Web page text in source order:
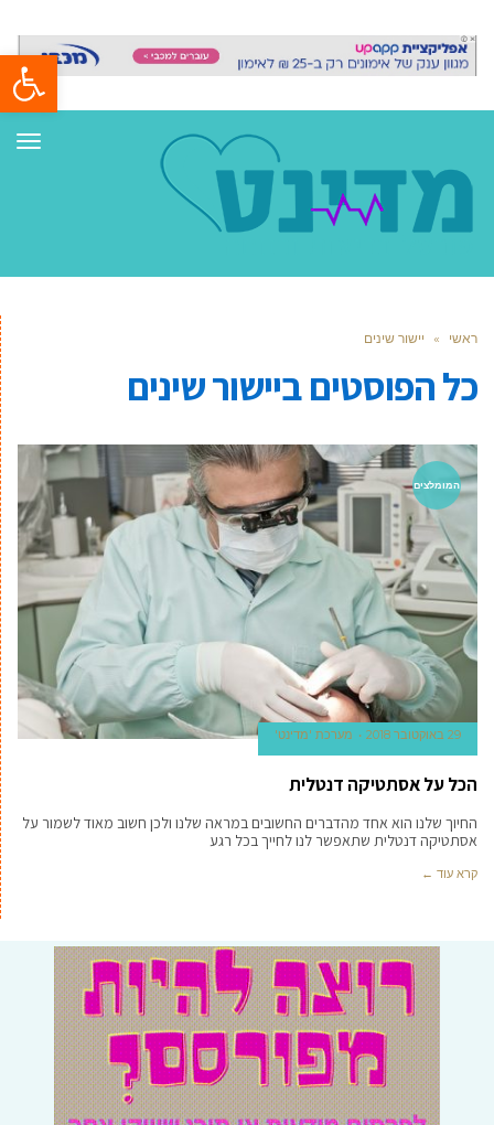
פתח
ראשי » יישור שינים
כל הפוסטים ביישור שינים
המומלצים
29 באוקטובר 2018 מערכת 'מדינט'
הכל על אסתטיקה דנטלית
החיוך שלנו הוא אחד מהדברים החשובים במראה שלנו ולכן חשוב מאוד לשמור על
אסתטיקה דנטלית שתאפשר לנו לחייך בכל רגע
קרא עוד ←